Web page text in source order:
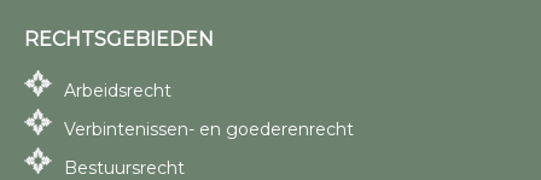
RECHTSGEBIEDEN
Arbeidsrecht
Verbintenissen- en goederenrecht
Bestuursrecht